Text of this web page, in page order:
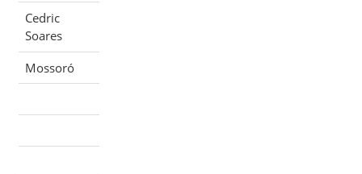
Cedric
Soares
Mossoró